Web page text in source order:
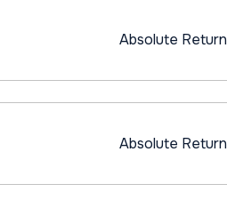
Absolute Return
Absolute Return